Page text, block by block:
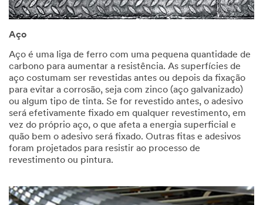
Aço
Aço é uma liga de ferro com uma pequena quantidade de
carbono para aumentar a resistência. As superfícies de
aço costumam ser revestidas antes ou depois da fixação
para evitar a corrosão, seja com zinco (aço galvanizado)
ou algum tipo de tinta. Se for revestido antes, o adesivo
será efetivamente fixado em qualquer revestimento, em
vez do próprio aço, o que afeta a energia superficial e
quão bem o adesivo será fixado. Outras fitas e adesivos
foram projetados para resistir ao processo de
revestimento ou pintura.